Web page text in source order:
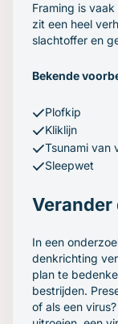
Framing is
zit een heel
slachtoffer en
Bekende
Plofkip
Kliklijn
Tsunami van
Sleepwet
In een
denkrichting
plan te
bestrijden.
of als een